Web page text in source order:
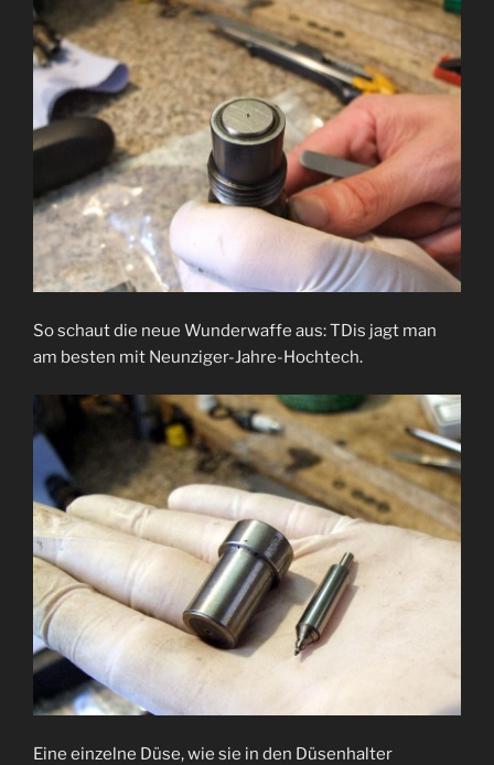
So schaut die neue Wunderwaffe aus: TDis jagt man
am besten mit Neunziger-Jahre-Hochtech.
Eine einzelne Düse, wie sie in den Düsenhalter